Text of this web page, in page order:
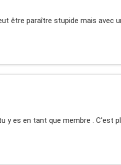
être paraître stupide mais avec
y es en tant que membre . C'est